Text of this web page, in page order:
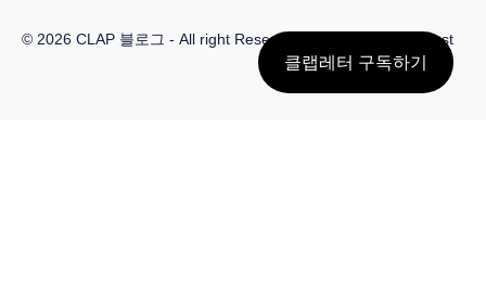
© 2026 CLAP 블로그 - All right Reserved. Published with Ghost
클랩레터 구독하기